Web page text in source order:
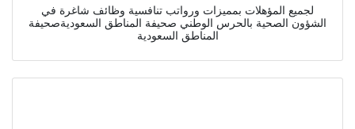
لجميع المؤهلات بمميزات ورواتب تنافسية وظائف شاغرة في
الشؤون الصحية بالحرس الوطني صحيفة المناطق السعوديةصحيفة
المناطق السعودية